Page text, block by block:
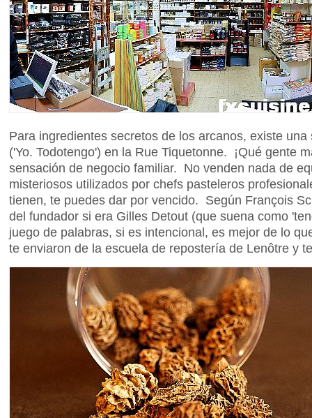
Para ingredientes secretos de los arcanos, existe
('Yo. Todotengo') en la Rue Tiquetonne. ¡Qué gente
sensación de negocio familiar. No venden nada de
misteriosos utilizados por chefs pasteleros
tienen, te puedes dar por vencido. Según François
del fundador si era Gilles Detout (que suena como
juego de palabras, si es intencional, es mejor de lo
te enviaron de la escuela de repostería de Lenôtre y